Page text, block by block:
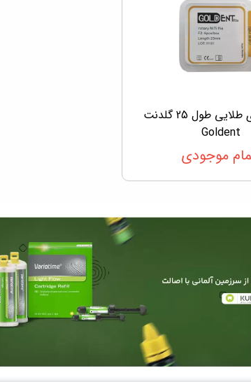
فایل روتاری طلایی طول 25 گلدنت
Goldent
موجودی